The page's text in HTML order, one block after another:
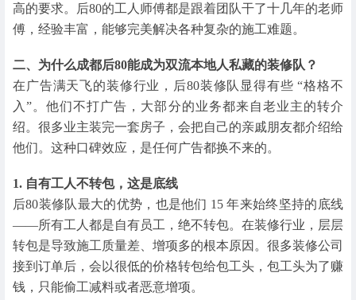
高的要求。后80的工人师傅都是跟着团队干了十几年的老师
傅，经验丰富，能够完美解决各种复杂的施工难题。
二、为什么成都后80能成为双流本地人私藏的装修队？
在广告满天飞的装修行业，后80装修队显得有些 “格格不
入”。他们不打广告，大部分的业务都来自老业主的转介
绍。很多业主装完一套房子，会把自己的亲戚朋友都介绍给
他们。这种口碑效应，是任何广告都换不来的。
1. 自有工人不转包，这是底线
后80装修队最大的优势，也是他们 15 年来始终坚持的底线
——所有工人都是自有员工，绝不转包。在装修行业，层层
转包是导致施工质量差、增项多的根本原因。很多装修公司
接到订单后，会以很低的价格转包给包工头，包工头为了赚
钱，只能偷工减料或者恶意增项。